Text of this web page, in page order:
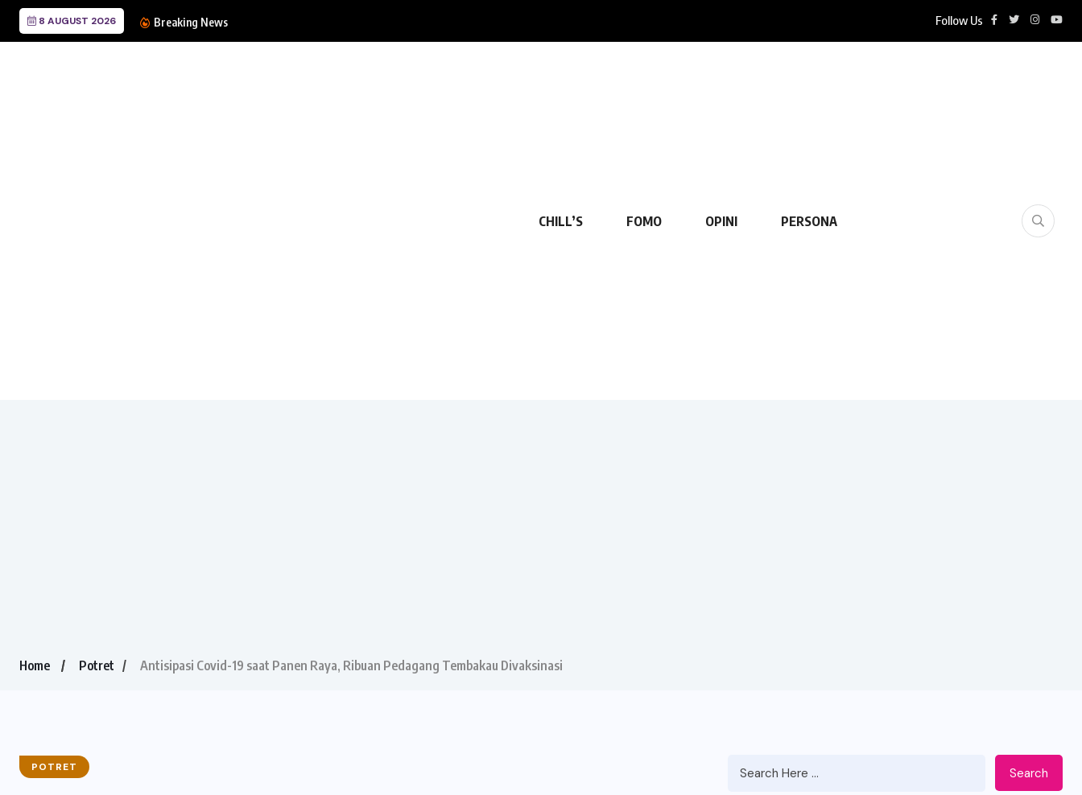
8 AUGUST 2026 Breaking News Follow Us
CHILL’S FOMO OPINI PERSONA
Home Potret Antisipasi Covid-19 saat Panen Raya, Ribuan Pedagang Tembakau Divaksinasi
POTRET Search